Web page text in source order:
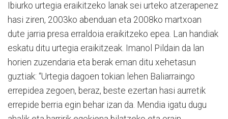
Ibiurko urtegia eraikitzeko lanak sei urteko atzerapenez
hasi ziren, 2003ko abenduan eta 2008ko martxoan
dute jarria presa erraldoia eraikitzeko epea. Lan handiak
eskatu ditu urtegia eraikitzeak. Imanol Pildain da lan
horien zuzendaria eta berak eman ditu xehetasun
guztiak: “Urtegia dagoen tokian lehen Baliarraingo
errepidea zegoen, beraz, beste ezertan hasi aurretik
errepide berria egin behar izan da. Mendia igatu dugu